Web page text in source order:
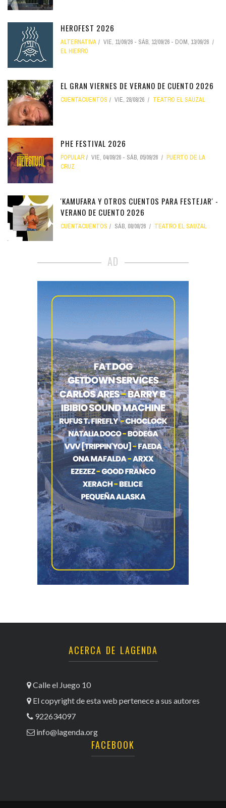
HEROFEST 2026
ALTERNATIVA VIE, 11/09/26 - SÁB, 12/09/26 - DOM, 13/09/26
EL HIERRO
EL GRAN VIERNES DE VERANO DE CUENTO 2026
CUENTACUENTOS VIE, 28/08/26 TEATRO EL SAUZAL
PHE FESTIVAL 2026
POPULAR VIE, 04/09/26 - SÁB, 05/09/26
PUERTO DE LA
CRUZ
'KAMUFARA Y OTROS CUENTOS PARA FESTEJAR' -
VERANO DE CUENTO 2026
CUENTACUENTOS SÁB, 08/08/26 TEATRO EL SAUZAL
AD
ACERCA DE LAGENDA
Calle el Juego 10
El copyright de esta web pertenece a sus autores
922634097
info@lagenda.org
FACEBOOK